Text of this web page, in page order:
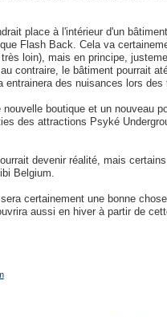
place à l'intérieur d'un
Flash Back. Cela va
loin), mais en principe,
contraire, le bâtiment pourrait
entrainera des nuisances lors
boutique et un nouveau
des attractions Psyké
devenir réalité, mais
Belgium.
certainement une bonne
aussi en hiver à partir de